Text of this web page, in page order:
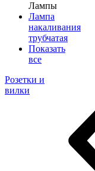
Лампы
Лампа
накаливания
трубчатая
Показать
все
Розетки и
вилки